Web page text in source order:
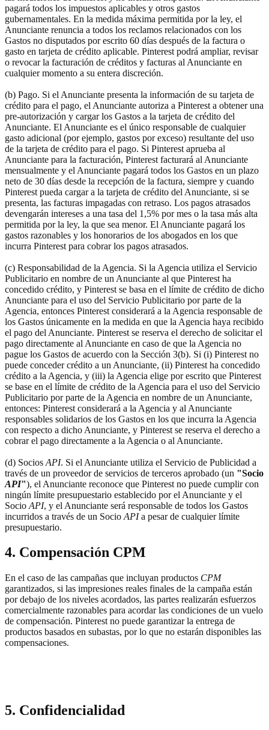
pagará todos los impuestos aplicables y otros gastos
gubernamentales. En la medida máxima permitida por la ley, el
Anunciante renuncia a todos los reclamos relacionados con los
Gastos no disputados por escrito 60 días después de la factura o
gasto en tarjeta de crédito aplicable. Pinterest podrá ampliar, revisar
o revocar la facturación de créditos y facturas al Anunciante en
cualquier momento a su entera discreción.
(b) Pago. Si el Anunciante presenta la información de su tarjeta de
crédito para el pago, el Anunciante autoriza a Pinterest a obtener una
pre-autorización y cargar los Gastos a la tarjeta de crédito del
Anunciante. El Anunciante es el único responsable de cualquier
gasto adicional (por ejemplo, gastos por exceso) resultante del uso
de la tarjeta de crédito para el pago. Si Pinterest aprueba al
Anunciante para la facturación, Pinterest facturará al Anunciante
mensualmente y el Anunciante pagará todos los Gastos en un plazo
neto de 30 días desde la recepción de la factura, siempre y cuando
Pinterest pueda cargar a la tarjeta de crédito del Anunciante, si se
presenta, las facturas impagadas con retraso. Los pagos atrasados
devengarán intereses a una tasa del 1,5% por mes o la tasa más alta
permitida por la ley, la que sea menor. El Anunciante pagará los
gastos razonables y los honorarios de los abogados en los que
incurra Pinterest para cobrar los pagos atrasados.
(c) Responsabilidad de la Agencia. Si la Agencia utiliza el Servicio
Publicitario en nombre de un Anunciante al que Pinterest ha
concedido crédito, y Pinterest se basa en el límite de crédito de dicho
Anunciante para el uso del Servicio Publicitario por parte de la
Agencia, entonces Pinterest considerará a la Agencia responsable de
los Gastos únicamente en la medida en que la Agencia haya recibido
el pago del Anunciante. Pinterest se reserva el derecho de solicitar el
pago directamente al Anunciante en caso de que la Agencia no
pague los Gastos de acuerdo con la Sección 3(b). Si (i) Pinterest no
puede conceder crédito a un Anunciante, (ii) Pinterest ha concedido
crédito a la Agencia, y (iii) la Agencia elige por escrito que Pinterest
se base en el límite de crédito de la Agencia para el uso del Servicio
Publicitario por parte de la Agencia en nombre de un Anunciante,
entonces: Pinterest considerará a la Agencia y al Anunciante
responsables solidarios de los Gastos en los que incurra la Agencia
con respecto a dicho Anunciante, y Pinterest se reserva el derecho a
cobrar el pago directamente a la Agencia o al Anunciante.
(d) Socios API. Si el Anunciante utiliza el Servicio de Publicidad a
través de un proveedor de servicios de terceros aprobado (un "Socio
API"), el Anunciante reconoce que Pinterest no puede cumplir con
ningún límite presupuestario establecido por el Anunciante y el
Socio API, y el Anunciante será responsable de todos los Gastos
incurridos a través de un Socio APIa pesar de cualquier límite
presupuestario.
4. Compensación CPM
En el caso de las campañas que incluyan productos CPM
garantizados, si las impresiones reales finales de la campaña están
por debajo de los niveles acordados, las partes realizarán esfuerzos
comercialmente razonables para acordar las condiciones de un vuelo
de compensación. Pinterest no puede garantizar la entrega de
productos basados en subastas, por lo que no estarán disponibles las
compensaciones.
5. Confidencialidad